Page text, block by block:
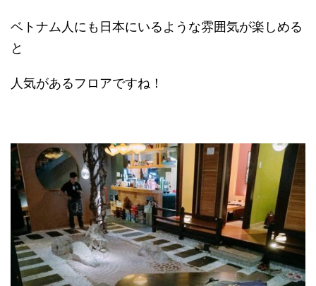
ベトナム人にも日本にいるような雰囲気が楽しめる
と
人気があるフロアですね！